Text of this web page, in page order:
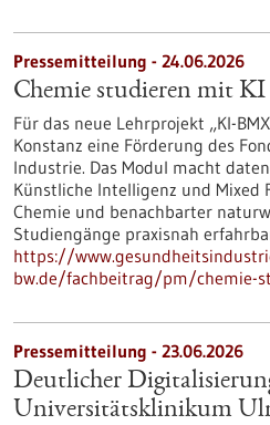
Pressemitteilung - 24.06.2026
Chemie studieren mit
Für das neue Lehrprojekt „KI-
Konstanz eine Förderung des
Industrie. Das Modul macht
Künstliche Intelligenz und Mixed
Chemie und benachbarter
Studiengänge praxisnah
https://
bw.de/fachbeitrag/pm/chemie-
Pressemitteilung - 23.06.2026
Deutlicher
Universitätsklinikum